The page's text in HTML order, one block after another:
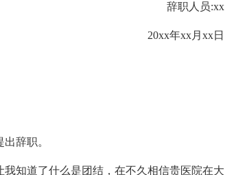
辞职人员:xx
20xx年xx月xx日
辞职。
知道了什么是团结，在不久相信贵医院在大